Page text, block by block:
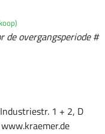
de overgangsperiode #
1 + 2, D